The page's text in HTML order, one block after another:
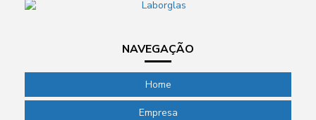
NAVEGAÇÃO
Home
Empresa